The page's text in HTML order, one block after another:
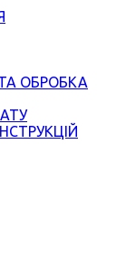
ОБРОБКА